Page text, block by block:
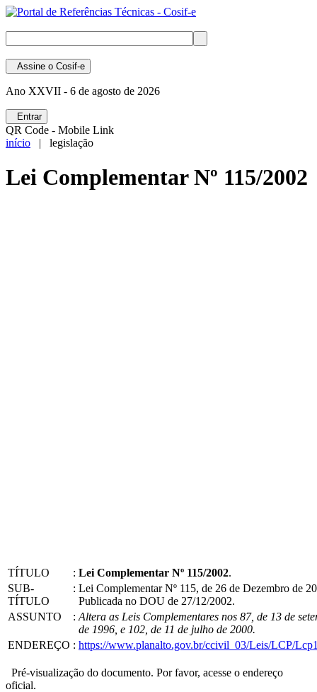
Assine o Cosif-e
Ano XXVII - 6 de agosto de 2026
Entrar
QR Code - Mobile Link
início | legislação
Lei Complementar Nº 115/2002
TÍTULO : Lei Complementar Nº 115/2002.
SUB-
TÍTULO
: Lei Complementar Nº 115, de 26 de Dezembro de
Publicada no DOU de 27/12/2002.
ASSUNTO
: Altera as Leis Complementares nos 87, de 13 de
de 1996, e 102, de 11 de julho de 2000.
ENDEREÇO : https://www.planalto.gov.br/ccivil_03/Leis/LCP/
Pré-visualização do documento. Por favor, acesse o endereço
oficial.